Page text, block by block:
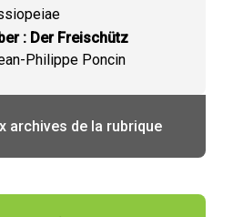
: Der Freischütz
Philippe Poncin
archives de la rubrique